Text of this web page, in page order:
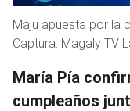
Maju apuesta por la
Captura: Magaly TV
María Pía
cumpleaños